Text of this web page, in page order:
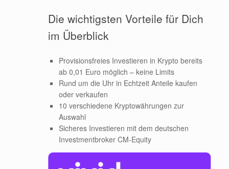
Die wichtigsten Vorteile für Dich
im Überblick
Provisionsfreies Investieren in Krypto bereits
ab 0,01 Euro möglich – keine Limits
Rund um die Uhr in Echtzeit Anteile kaufen
oder verkaufen
10 verschiedene Kryptowährungen zur
Auswahl
Sicheres Investieren mit dem deutschen
Investmentbroker CM-Equity